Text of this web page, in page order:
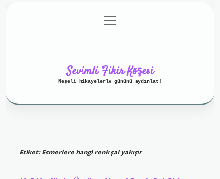
Gizlilik Politikası
menüyü
aç
Sevimli Fikir Köşesi
Neşeli hikayelerle gününü aydınlat!
Etiket:Esmerlere hangi renk şal yakışır